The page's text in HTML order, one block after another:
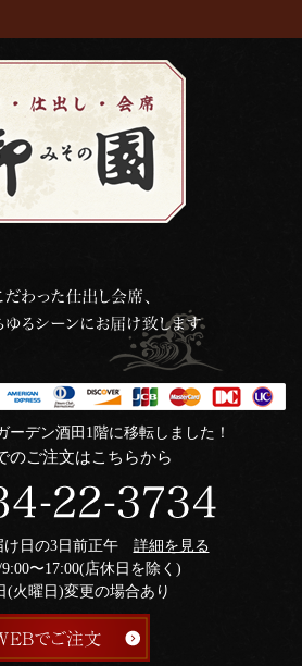
ーデン酒田1階に移転しました！
のご注文はこちらから
け日の3日前正午 詳細を見る
〜17:00(店休日を除く)
(火曜日)変更の場合あり